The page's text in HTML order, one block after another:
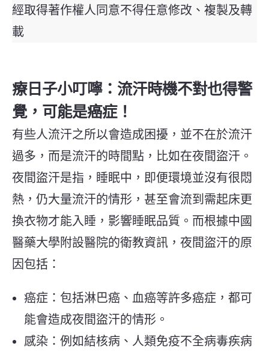
經取得著作權人同意不得任意修改、複製及轉
載
療日子小叮嚀：流汗時機不對也得警
覺，可能是癌症！
有些人流汗之所以會造成困擾，並不在於流汗
過多，而是流汗的時間點，比如在夜間盜汗。
夜間盜汗是指，睡眠中，即便環境並沒有很悶
熱，仍大量流汗的情形，甚至會流到需起床更
換衣物才能入睡，影響睡眠品質。而根據中國
醫藥大學附設醫院的衛教資訊，夜間盜汗的原
因包括：
癌症：包括淋巴癌、血癌等許多癌症，都可
能會造成夜間盜汗的情形。
感染：例如結核病、人類免疫不全病毒疾病